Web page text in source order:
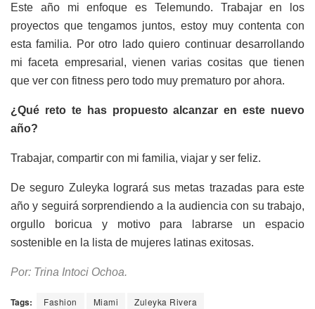
Este año mi enfoque es Telemundo. Trabajar en los
proyectos que tengamos juntos, estoy muy contenta con
esta familia. Por otro lado quiero continuar desarrollando
mi faceta empresarial, vienen varias cositas que tienen
que ver con fitness pero todo muy prematuro por ahora.
¿Qué reto te has propuesto alcanzar en este nuevo
año?
Trabajar, compartir con mi familia, viajar y ser feliz.
De seguro Zuleyka logrará sus metas trazadas para este
año y seguirá sorprendiendo a la audiencia con su trabajo,
orgullo boricua y motivo para labrarse un espacio
sostenible en la lista de mujeres latinas exitosas.
Por: Trina Intoci Ochoa.
Tags: Fashion Miami Zuleyka Rivera